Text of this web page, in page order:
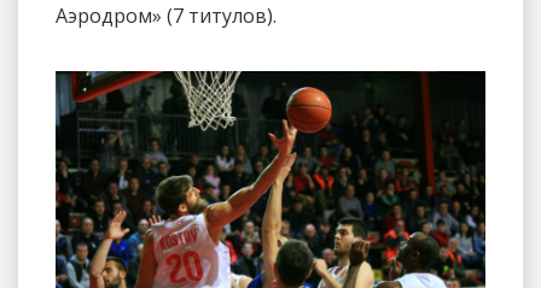
Аэродром» (7 титулов).